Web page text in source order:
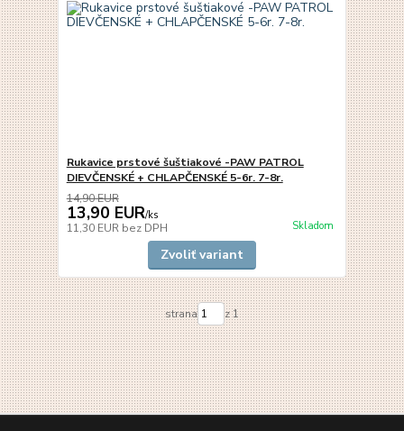
Rukavice prstové šuštiakové -PAW PATROL
DIEVČENSKÉ + CHLAPČENSKÉ 5-6r. 7-8r.
14,90 EUR
13,90 EUR/ks
11,30 EUR bez DPH Skladom
Zvoliť variant
strana z 1